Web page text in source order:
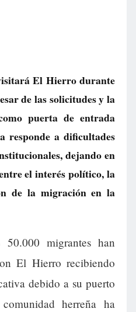
El Hierro durante
de las solicitudes y la
puerta de entrada
responde a dificultades
dejando en
el interés político, la
de la migración en la
migrantes han
El Hierro recibiendo
debido a su puerto
herreña ha